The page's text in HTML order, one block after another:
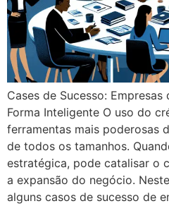
Cases de Sucesso:
Forma Inteligente O uso do
ferramentas mais poderosas
de todos os tamanhos.
estratégica, pode catalisar o
a expansão do negócio.
alguns casos de sucesso de